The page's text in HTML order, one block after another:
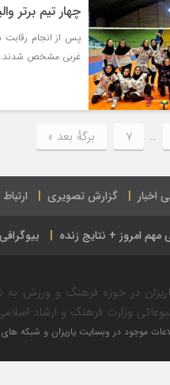
چهار تیم برتر
پس از انجام رقابت
غربی مشخص شدند.
…
7 برگهٔ بعد »
اخبار گزارش تصویری
مهم امروز + نتایج زنده بیوگرافی
موجود در وبسایت یاریزان و شبکه